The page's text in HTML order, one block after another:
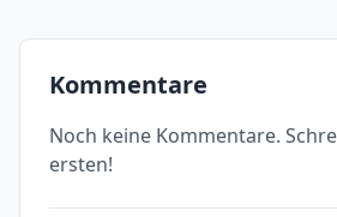
Kommentare
Noch keine Kommentare.
ersten!